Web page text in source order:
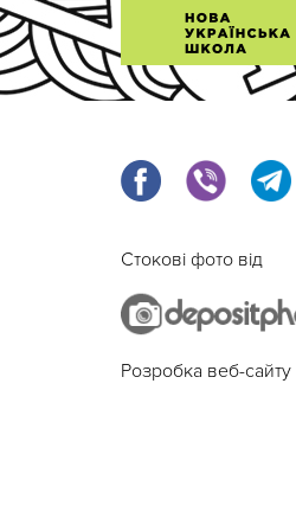
Стокові фото від
Розробка веб-сайту